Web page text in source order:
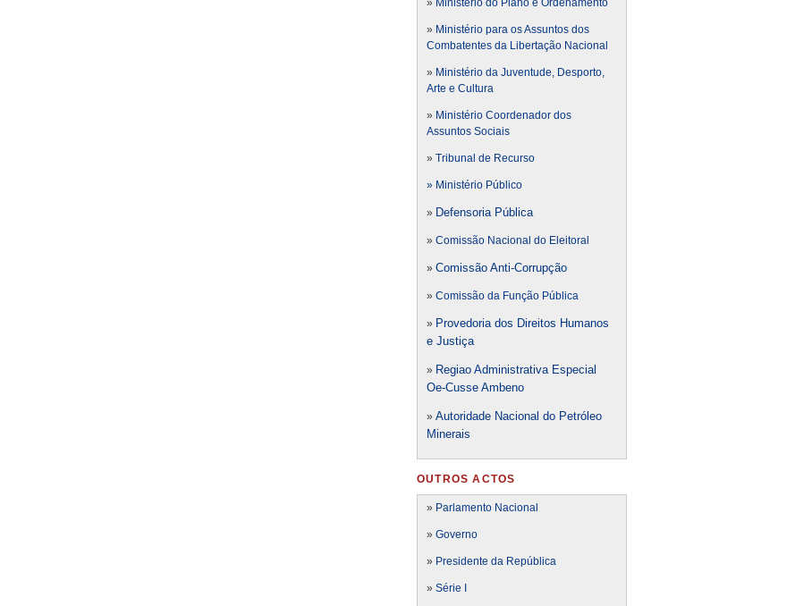
» Ministério para os Assuntos dos
Combatentes da Libertação Nacional
» Ministério da Juventude, Desporto,
Arte e Cultura
» Ministério Coordenador dos
Assuntos Sociais
» Tribunal de Recurso
» Ministério Público
» Defensoria Pública
» Comissão Nacional do Eleitoral
» Comissão Anti-Corrupção
» Comissão da Função Pública
» Provedoria dos Direitos Humanos
e Justiça
» Regiao Administrativa Especial
Oe-Cusse Ambeno
» Autoridade Nacional do Petróleo
Minerais
OUTROS ACTOS
» Parlamento Nacional
» Governo
» Presidente da República
» Série I